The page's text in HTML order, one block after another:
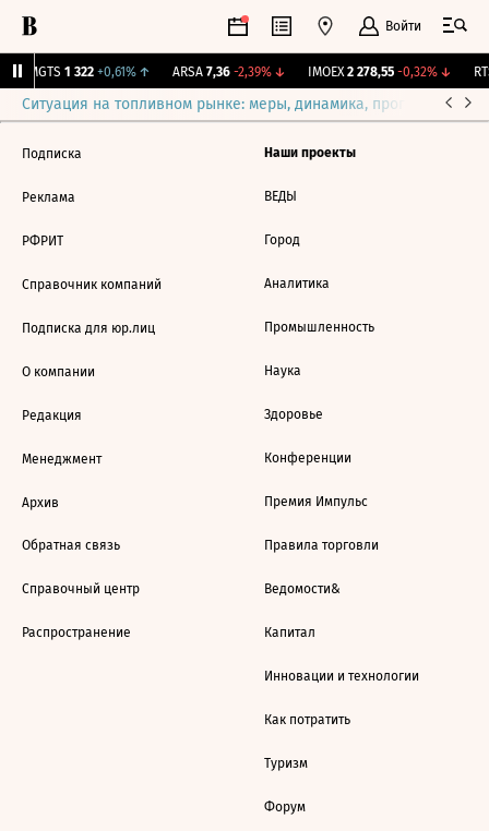
Войти
MGTS 1 322 +0,61%↑ ARSA 7,36 -2,39%↓ IMOEX 2 278,55 -0,32%↓
Ситуация на топливном рынке: меры, динамика, прогнозы
Подписка
Реклама
РФРИТ
Справочник компаний
Подписка для юр.лиц
О компании
Редакция
Менеджмент
Архив
Обратная связь
Справочный центр
Распространение
Наши проекты
ВЕДЫ
Город
Аналитика
Промышленность
Наука
Здоровье
Конференции
Премия Импульс
Правила торговли
Ведомости&
Капитал
Инновации и технологии
Как потратить
Туризм
Форум